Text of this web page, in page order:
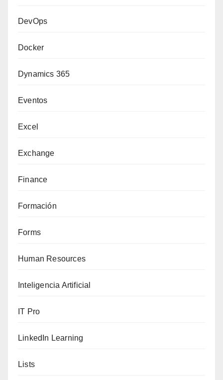
DevOps
Docker
Dynamics 365
Eventos
Excel
Exchange
Finance
Formación
Forms
Human Resources
Inteligencia Artificial
IT Pro
LinkedIn Learning
Lists